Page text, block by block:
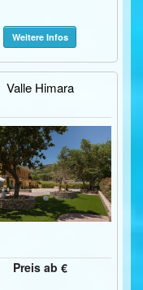
Weitere Infos
Valle Himara
Preis ab €